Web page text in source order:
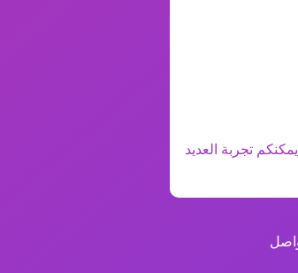
تجربة العديد